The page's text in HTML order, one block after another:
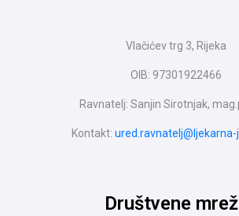
Vlačićev trg 3, Rijeka
OIB: 97301922466
Ravnatelj: Sanjin Sirotnjak,
Kontakt:
Društvene